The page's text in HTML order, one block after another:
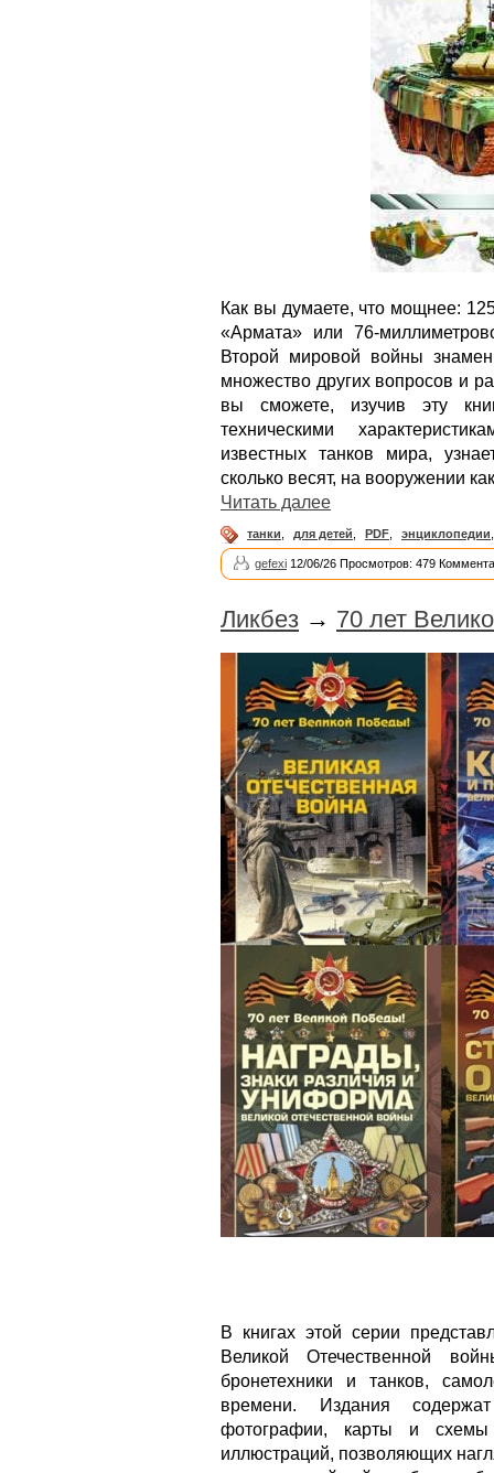
Как вы думаете, что мощнее:
«Армата» или 76-
Второй мировой войны
множество других вопросов и
вы сможете, изучив эту
техническими
известных танков мира,
сколько весят, на вооружении
Читать далее
танки для детей PDF энциклопедии
gefexi 12/06/26 Просмотров: 479
Ликбез → 70 лет
В книгах этой серии
Великой Отечественной
бронетехники и танков,
времени. Издания
фотографии, карты и
иллюстраций, позволяющих